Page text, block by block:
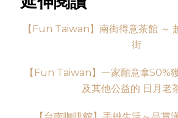
【Fun Taiwan】南街得意茶館 ～
街
【Fun Taiwan】一家願意拿50%
及其他公益的 日月老